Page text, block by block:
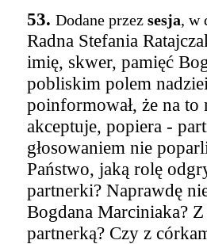
53. Dodane przez sesja, w
Radna Stefania
imię, skwer, pamięć
pobliskim polem
poinformował, że na to
akceptuje, popiera -
głosowaniem nie
Państwo, jaką rolę
partnerki? Naprawdę
Bogdana Marciniaka?
partnerką? Czy z